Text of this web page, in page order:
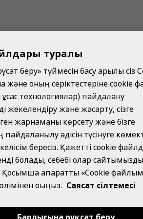
Көмек қажет
құпиялығы
eскертпе
туралы
беру» түймесін басу арқылы сіз
және оның серіктестеріне cookie
технологиялар) пайдалану
жекелендіру және жақсарту, сізге
жарнаманы көрсету және бізге
әдісін түсінуге
бересіз. Қажетті cookie
болады, себебі олар
Қосымша ақпаратты «Cookie
оқыңыз. Саясат сілтемесі